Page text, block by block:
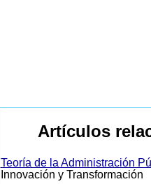
Artículos
Teoría de la Administración
Innovación y Transformación